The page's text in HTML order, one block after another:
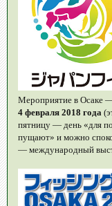
Мероприятие в Осаке
4 февраля 2018 года
пятницу — день «для
пущают» и можно
— международный